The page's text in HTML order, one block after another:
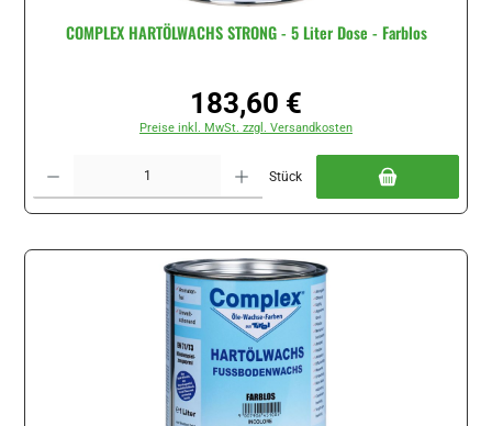
COMPLEX HARTÖLWACHS STRONG - 5 Liter Dose - Farblos
Regulärer Preis:
183,60 €
Preise inkl. MwSt. zzgl. Versandkosten
Stück